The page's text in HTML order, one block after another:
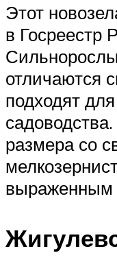
Этот
в Госреестр
отличаются
подходят
размера со
выраженным